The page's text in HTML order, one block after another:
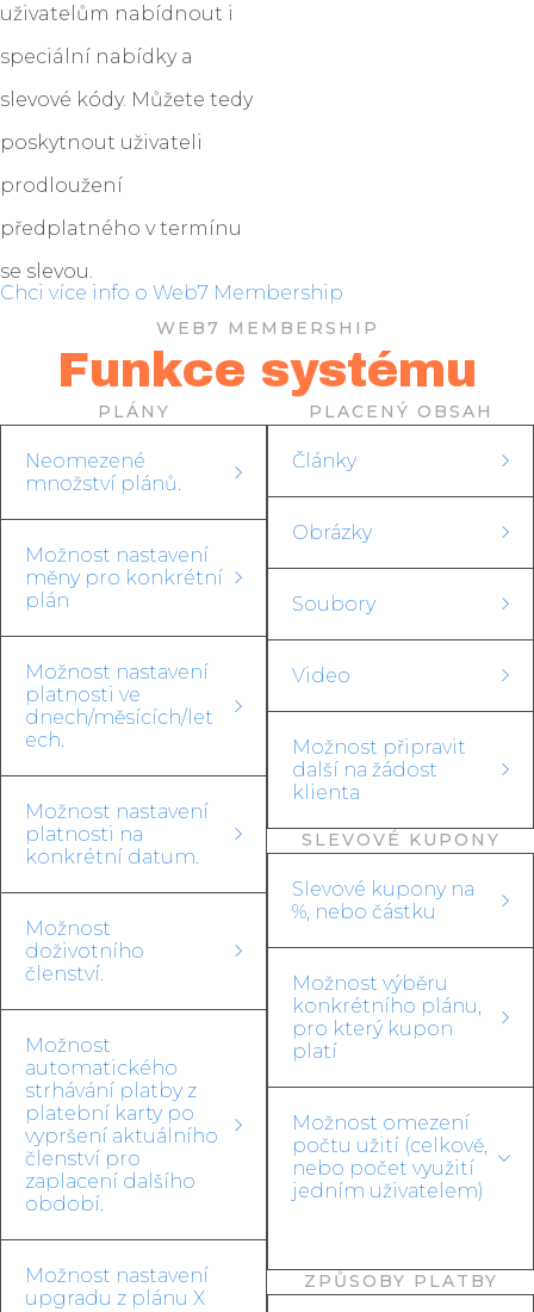
uživatelům nabídnout i
speciální nabídky a
slevové kódy. Můžete tedy
poskytnout uživateli
prodloužení
předplatného v termínu
se slevou.
Chci více info o Web7 Membership
WEB7 MEMBERSHIP
Funkce systému
PLÁNY
Neomezené
množství plánů.
Možnost nastavení
měny pro konkrétní
plán
Možnost nastavení
platnosti ve
dnech/měsících/let
ech.
Možnost nastavení
platnosti na
konkrétní datum.
Možnost
doživotního
členství.
Možnost
automatického
strhávání platby z
platební karty po
vypršení aktuálního
členství pro
zaplacení dalšího
období.
Možnost nastavení
upgradu z plánu X
PLACENÝ OBSAH
Články
Obrázky
Soubory
Video
Možnost připravit
další na žádost
klienta
SLEVOVÉ KUPONY
Slevové kupony na
%, nebo částku
Možnost výběru
konkrétního plánu,
pro který kupon
platí
Možnost omezení
počtu užití (celkově,
nebo počet využití
jedním uživatelem)
ZPŮSOBY PLATBY